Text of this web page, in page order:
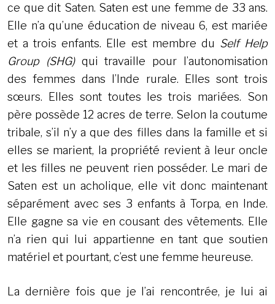
ce que dit Saten. Saten est une femme de 33 ans.
Elle n’a qu’une éducation de niveau 6, est mariée
et a trois enfants. Elle est membre du Self Help
Group (SHG)qui travaille pour l’autonomisation
des femmes dans l’Inde rurale. Elles sont trois
sœurs. Elles sont toutes les trois mariées. Son
père possède 12 acres de terre. Selon la coutume
tribale, s’il n’y a que des filles dans la famille et si
elles se marient, la propriété revient à leur oncle
et les filles ne peuvent rien posséder. Le mari de
Saten est un acholique, elle vit donc maintenant
séparément avec ses 3 enfants à Torpa, en Inde.
Elle gagne sa vie en cousant des vêtements. Elle
n’a rien qui lui appartienne en tant que soutien
matériel et pourtant, c’est une femme heureuse.
La dernière fois que je l’ai rencontrée, je lui ai